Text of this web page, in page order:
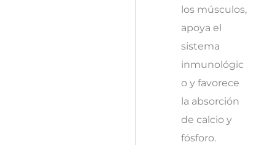
los músculos,
apoya el
sistema
inmunológic
o y favorece
la absorción
de calcio y
fósforo.